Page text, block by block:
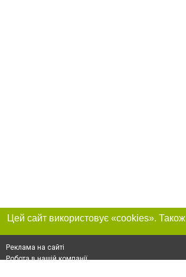
Реклама на сайті
Робота в нашій компанії